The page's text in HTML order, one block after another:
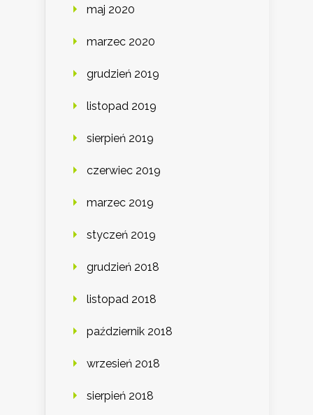
maj 2020
marzec 2020
grudzień 2019
listopad 2019
sierpień 2019
czerwiec 2019
marzec 2019
styczeń 2019
grudzień 2018
listopad 2018
październik 2018
wrzesień 2018
sierpień 2018